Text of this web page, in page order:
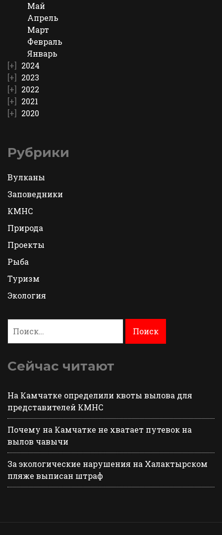
Май
Апрель
Март
Февраль
Январь
2024
2023
2022
2021
2020
Рубрики
Вулканы
Заповедники
КМНС
Природа
Проекты
Рыба
Туризм
Экология
Сейчас читают
На Камчатке определили квоты вылова для
представителей КМНС
Почему на Камчатке не хватает путевок на
вылов чавычи
За экологические нарушения на Халактырском
пляже выписан штраф